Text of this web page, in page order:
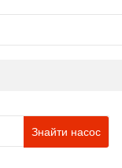
Знайти насос